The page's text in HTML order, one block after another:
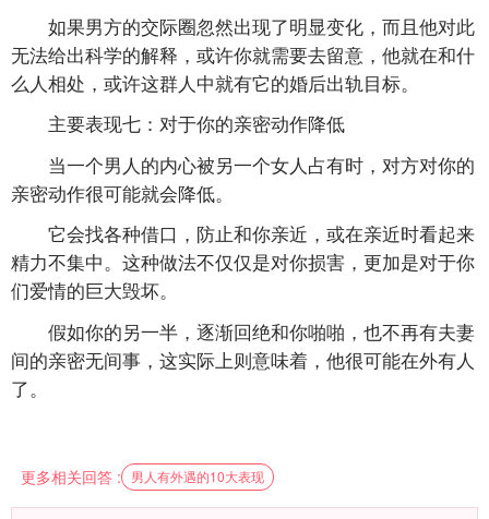
如果男方的交际圈忽然出现了明显变化，而且他对此
无法给出科学的解释，或许你就需要去留意，他就在和什
么人相处，或许这群人中就有它的婚后出轨目标。
主要表现七：对于你的亲密动作降低
当一个男人的内心被另一个女人占有时，对方对你的
亲密动作很可能就会降低。
它会找各种借口，防止和你亲近，或在亲近时看起来
精力不集中。这种做法不仅仅是对你损害，更加是对于你
们爱情的巨大毁坏。
假如你的另一半，逐渐回绝和你啪啪，也不再有夫妻
间的亲密无间事，这实际上则意味着，他很可能在外有人
了。
更多相关回答 : 男人有外遇的10大表现